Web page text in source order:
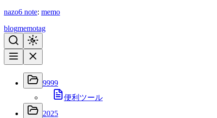
nazo6 note: memo
blogmemotag
9999
便利ツール
2025